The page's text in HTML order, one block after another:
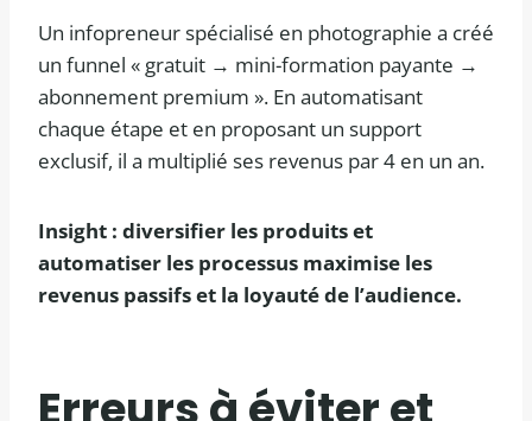
Un infopreneur spécialisé en photographie a créé
un funnel « gratuit → mini-formation payante →
abonnement premium ». En automatisant
chaque étape et en proposant un support
exclusif, il a multiplié ses revenus par 4 en un an.
Insight : diversifier les produits et
automatiser les processus maximise les
revenus passifs et la loyauté de l’audience.
Erreurs à éviter et